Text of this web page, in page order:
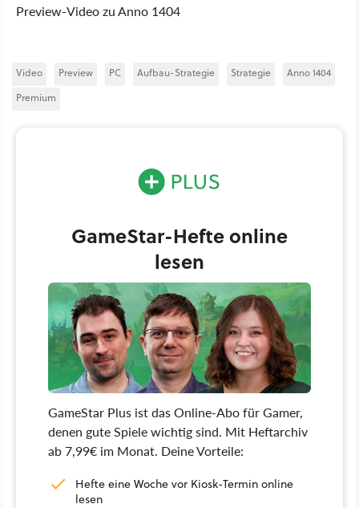
Preview-Video zu Anno 1404
Video Preview PC Aufbau-Strategie Strategie
Anno 1404
Premium
GameStar-Hefte online
lesen
GameStar Plus ist das Online-Abo für Gamer,
denen gute Spiele wichtig sind. Mit Heftarchiv
ab 7,99€ im Monat. Deine Vorteile:
Hefte eine Woche vor Kiosk-Termin online
lesen